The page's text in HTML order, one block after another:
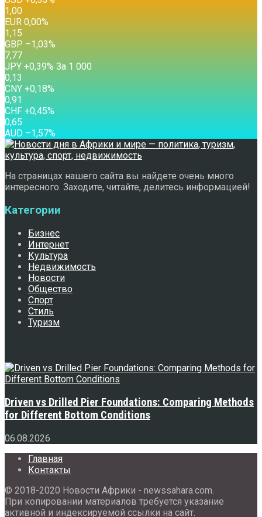
1,00
EUR 0,00%
1,15
GBP –1,03%
7,77
JPY +0,39% За 1 000
0,13
CNY +0,18%
0,91
CHF +0,45%
0,65
AUD –1,57%
На страницах нашего сайта вы найдете очень много
интересного. Заходите, читайте, делитесь информацией!
Категории
Бизнес
Интернет
Культура
Недвижимость
Новости
Общество
Спорт
Стиль
Туризм
Driven vs Drilled Pier Foundations: Comparing Methods
for Different Bottom Conditions
06.08.2026
Главная
Контакты
© 2018-2020 Новости Африки - newssahara.com.
При копировании материалов требуется указание
активной и индексируемой ссылки на сайт.